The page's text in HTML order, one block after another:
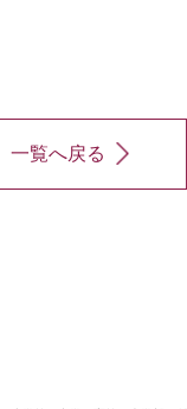
一覧へ戻る